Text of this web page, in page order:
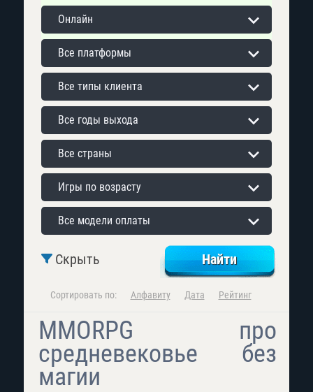
Онлайн
Все платформы
Все типы клиента
Все годы выхода
Все страны
Игры по возрасту
Все модели оплаты
Скрыть
Сортировать по: Алфавиту Дата Рейтинг
MMORPG про
средневековье без
магии